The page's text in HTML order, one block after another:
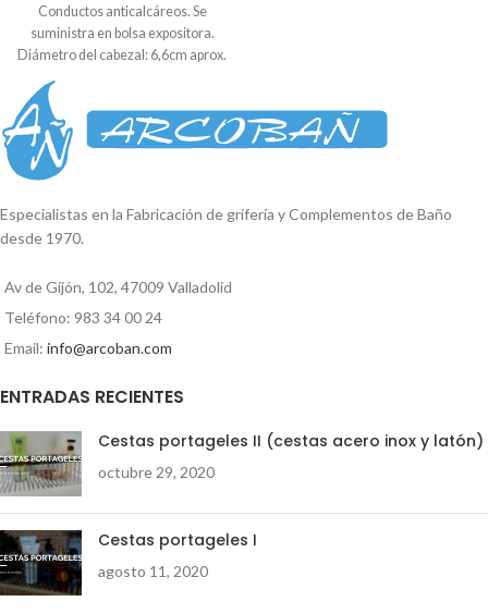
Conductos anticalcáreos. Se
suministra en bolsa expositora.
Diámetro del cabezal: 6,6cm aprox.
Especialistas en la Fabricación de grifería y Complementos de Baño
desde 1970.
Av de Gijón, 102, 47009 Valladolid
Teléfono: 983 34 00 24
Email: info@arcoban.com
ENTRADAS RECIENTES
Cestas portageles II (cestas acero inox y latón)
octubre 29, 2020
Cestas portageles I
agosto 11, 2020